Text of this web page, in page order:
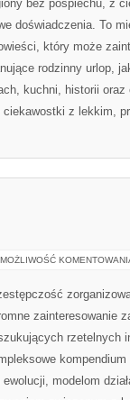
bez pośpiechu, z
doświadczenia. To
który może
rodzinny urlop,
kuchni, historii
ciekawostki z lekkim,
MOŻLIWOŚĆ
zainteresowanie
rzetelnych
ewolucji, modelom